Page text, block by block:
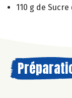
110 g de